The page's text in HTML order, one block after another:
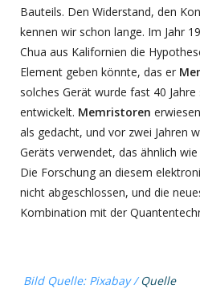
Bauteils. Den Widerstand, den
kennen wir schon lange. Im Jahr
Chua aus Kalifornien die
Element geben könnte, das er
solches Gerät wurde fast 40
entwickelt. Memristoren
als gedacht, und vor zwei Jahren
Geräts verwendet, das ähnlich
Die Forschung an diesem
nicht abgeschlossen, und die
Kombination mit der
Bild Quelle: Pixabay /Quelle